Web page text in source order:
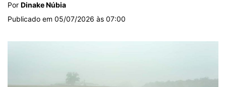
Por Dinake Núbia
Publicado em 05/07/2026 às 07:00